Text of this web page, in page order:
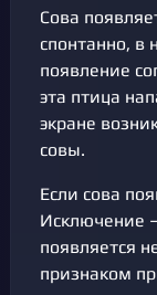
Сова
спонтанно, в
появление
эта птица
экране
совы.
Если сова
Исключение
появляется
признаком